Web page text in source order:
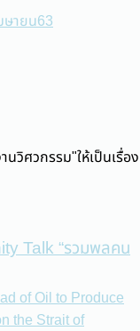
ษายน63
นวิศวกรรม"ให้เป็นเรื่อง
Talk “รวมพลคน